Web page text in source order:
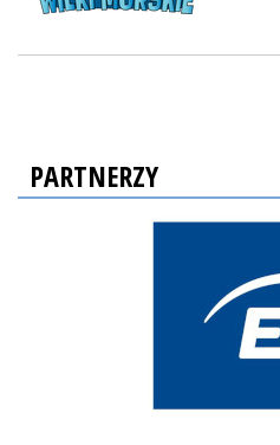
PARTNERZY